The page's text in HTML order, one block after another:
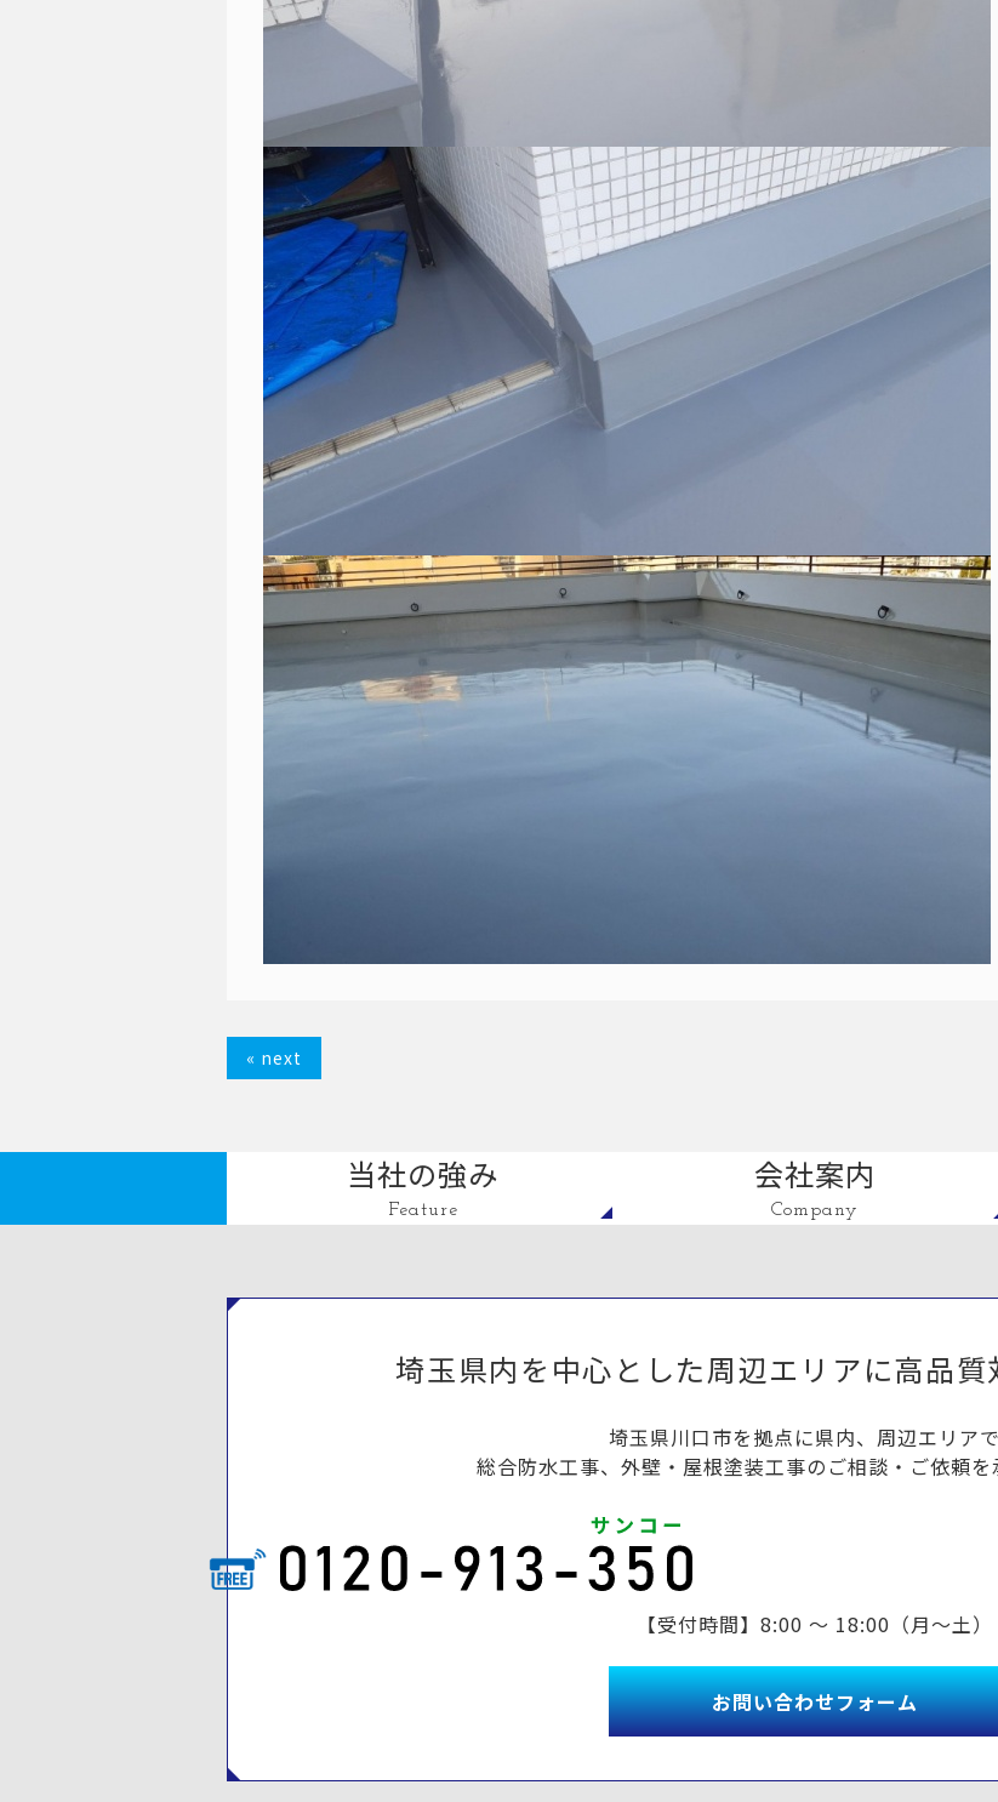
« next
当社の強み
Feature
会社案内
Company
埼玉県内を中心とした周辺エリアに高品質
埼玉県川口市を拠点に県内、周辺エリア
総合防水工事、外壁・屋根塗装工事のご相談・ご依頼を
【受付時間】8:00 ～ 18:00（月～土）
お問い合わせフォーム